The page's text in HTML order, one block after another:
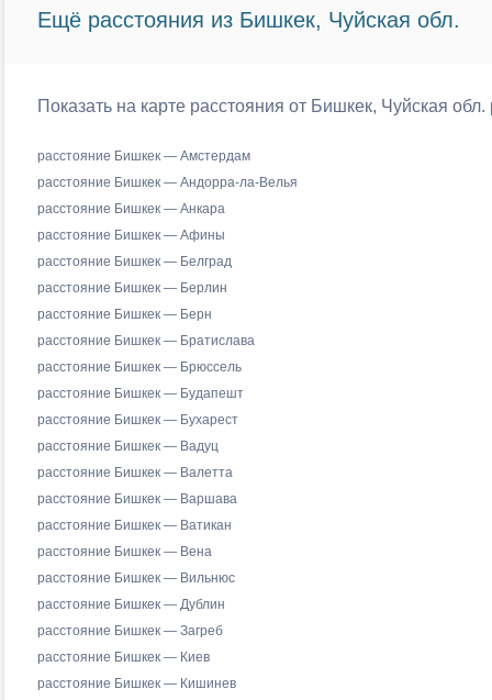
Ещё расстояния из Бишкек, Чуйская обл.
Показать на карте расстояния от Бишкек, Чуйская
расстояние Бишкек — Амстердам
расстояние Бишкек — Андорра-ла-Велья
расстояние Бишкек — Анкара
расстояние Бишкек — Афины
расстояние Бишкек — Белград
расстояние Бишкек — Берлин
расстояние Бишкек — Берн
расстояние Бишкек — Братислава
расстояние Бишкек — Брюссель
расстояние Бишкек — Будапешт
расстояние Бишкек — Бухарест
расстояние Бишкек — Вадуц
расстояние Бишкек — Валетта
расстояние Бишкек — Варшава
расстояние Бишкек — Ватикан
расстояние Бишкек — Вена
расстояние Бишкек — Вильнюс
расстояние Бишкек — Дублин
расстояние Бишкек — Загреб
расстояние Бишкек — Киев
расстояние Бишкек — Кишинев